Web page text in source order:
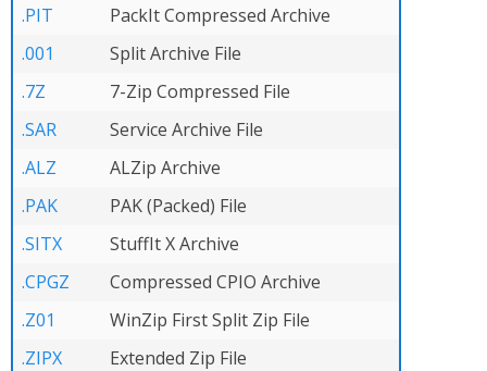
.PIT
PackIt Compressed Archive
.001
Split Archive File
.7Z
7-Zip Compressed File
.SAR
Service Archive File
.ALZ
ALZip Archive
.PAK
PAK (Packed) File
.SITX
StuffIt X Archive
.CPGZ
Compressed CPIO Archive
.Z01
WinZip First Split Zip File
.ZIPX
Extended Zip File